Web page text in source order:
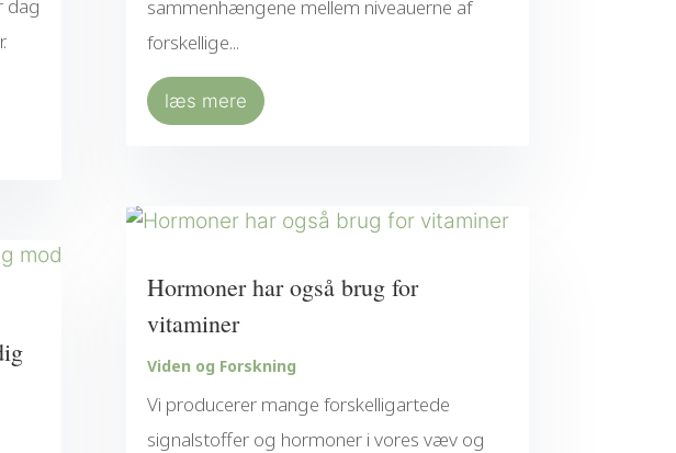
dag
sammenhængene mellem niveauerne af
forskellige...
læs mere
Hormoner har også brug for
vitaminer
Viden og Forskning
Vi producerer mange forskelligartede
signalstoffer og hormoner i vores væv og